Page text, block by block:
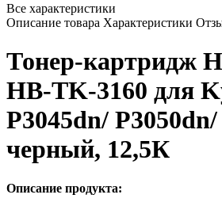
Все характеристики
Описание товара Характеристики
Тонер-картридж
HB-TK-3160 для
P3045dn/
черный, 12,5К
Описание продукта: